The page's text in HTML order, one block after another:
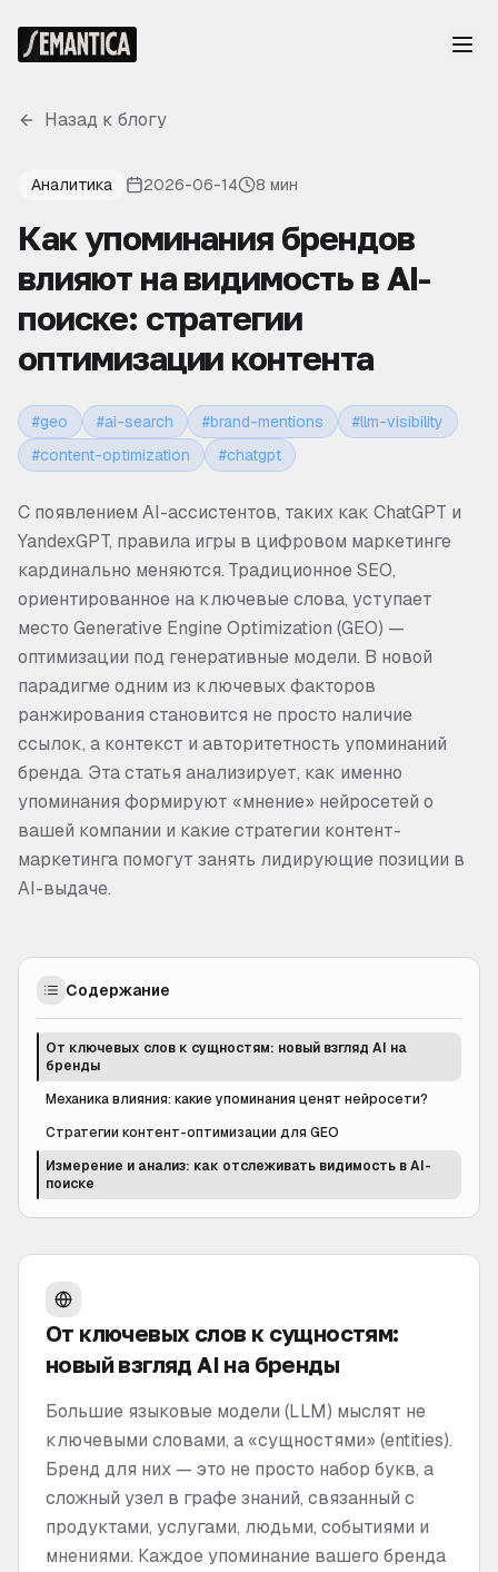
Назад к блогу
Аналитика 2026-06-14 8 мин
Как упоминания брендов
влияют на видимость в AI-
поиске: стратегии
оптимизации контента
#geo #ai-search #brand-mentions #llm-visibility
#content-optimization #chatgpt
С появлением AI-ассистентов, таких как ChatGPT и
YandexGPT, правила игры в цифровом маркетинге
кардинально меняются. Традиционное SEO,
ориентированное на ключевые слова, уступает
место Generative Engine Optimization (GEO) —
оптимизации под генеративные модели. В новой
парадигме одним из ключевых факторов
ранжирования становится не просто наличие
ссылок, а контекст и авторитетность упоминаний
бренда. Эта статья анализирует, как именно
упоминания формируют «мнение» нейросетей о
вашей компании и какие стратегии контент-
маркетинга помогут занять лидирующие позиции в
AI-выдаче.
Содержание
От ключевых слов к сущностям: новый взгляд AI на
бренды
Механика влияния: какие упоминания ценят нейросети?
Стратегии контент-оптимизации для GEO
Измерение и анализ: как отслеживать видимость в AI-
поиске
От ключевых слов к сущностям:
новый взгляд AI на бренды
Большие языковые модели (LLM) мыслят не
ключевыми словами, а «сущностями» (entities).
Бренд для них — это не просто набор букв, а
сложный узел в графе знаний, связанный с
продуктами, услугами, людьми, событиями и
мнениями. Каждое упоминание вашего бренда